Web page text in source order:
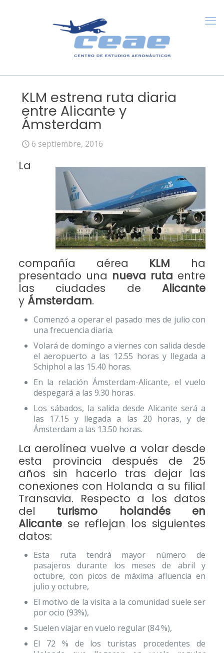
KLM estrena ruta diaria
entre Alicante y
Ámsterdam
6 septiembre, 2016
La
compañía aérea KLM ha
presentado una nueva ruta entre
las ciudades deAlicante
y Ámsterdam.
Comenzó a operar el pasado mes de julio con
una frecuencia diaria.
Volará de domingo a viernes con salida desde
el aeropuerto a las 12.55 horas y llegada a
Schiphol a las 15.40 horas.
En la relación Ámsterdam-Alicante, el vuelo
despegará a las 9.30 horas.
Los sábados, la salida desde Alicante será a
las 17.15 y llegada a las 20 horas, y de
Ámsterdam a las 13.50 horas.
La aerolínea vuelve a volar desde
esta provincia después de 25
años sin hacerlo tras dejar las
conexiones con Holanda a su filial
Transavia. Respecto a los datos
del turismo holandés en
Alicantese reflejan los siguientes
datos:
Esta ruta tendrá mayor número de
pasajeros durante los meses de abril y
octubre, con picos de máxima afluencia en
julio y octubre,
El motivo de la visita a la comunidad suele ser
por ocio (93%),
Suelen viajar en vuelo regular (84 %),
El 72 % de los turistas procedentes de